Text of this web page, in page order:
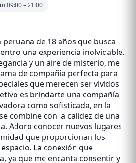
09:00 – 21:00
peruana de 18 años que busca
una experiencia inolvidable.
y un aire de misterio, me
de compañía perfecta para
que merecen ser vividos
es brindarte una compañía
como sofisticada, en la
combine con la calidez de una
Adoro conocer nuevos lugares
que proporcionan los
La conexión que
ya que me encanta consentir y